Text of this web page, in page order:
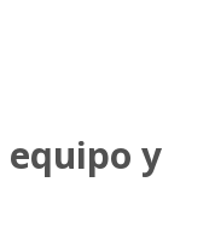
y